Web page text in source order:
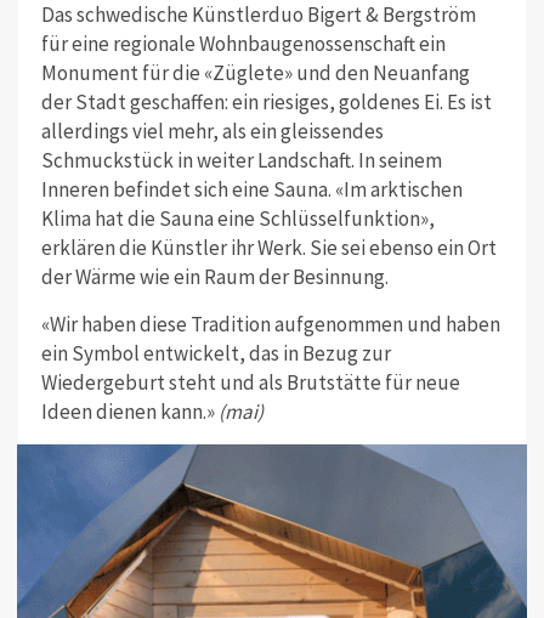
Das schwedische Künstlerduo Bigert & Bergström
für eine regionale Wohnbaugenossenschaft ein
Monument für die «Züglete» und den Neuanfang
der Stadt geschaffen: ein riesiges, goldenes Ei. Es ist
allerdings viel mehr, als ein gleissendes
Schmuckstück in weiter Landschaft. In seinem
Inneren befindet sich eine Sauna. «Im arktischen
Klima hat die Sauna eine Schlüsselfunktion»,
erklären die Künstler ihr Werk. Sie sei ebenso ein Ort
der Wärme wie ein Raum der Besinnung.
«Wir haben diese Tradition aufgenommen und haben
ein Symbol entwickelt, das in Bezug zur
Wiedergeburt steht und als Brutstätte für neue
Ideen dienen kann.» (mai)